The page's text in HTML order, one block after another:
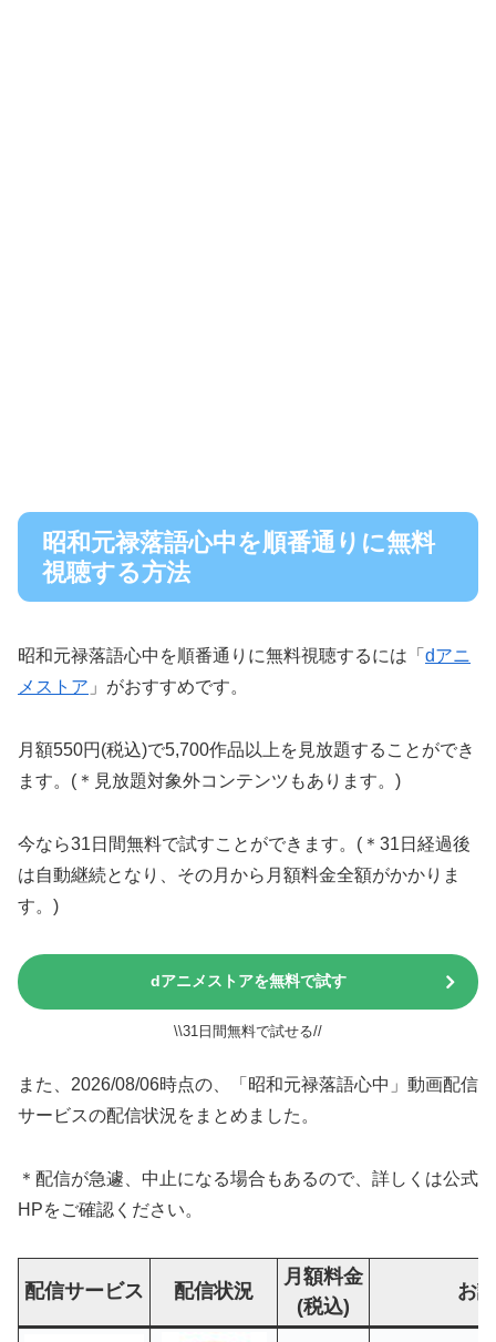
昭和元禄落語心中を順番通りに無料
視聴する方法
昭和元禄落語心中を順番通りに無料視聴するには「 dアニ
メストア 」がおすすめです。
月額550円(税込)で5,700作品以上を見放題することができ
ます。(＊見放題対象外コンテンツもあります。)
今なら31日間無料で試すことができます。(＊31日経過後
は自動継続となり、その月から月額料金全額がかかりま
す。)
dアニメストアを無料で試す
\\31日間無料で試せる//
また、2026/08/06時点の、「昭和元禄落語心中」動画配信
サービスの配信状況をまとめました。
＊配信が急遽、中止になる場合もあるので、詳しくは公式
HPをご確認ください。
配信サービス 配信状況
月額料金
(税込)
お